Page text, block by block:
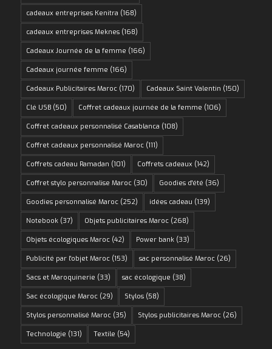
cadeaux entreprises Kenitra (168)
cadeaux entreprises Meknes(168)
Cadeaux Journée de la femme (166)
Cadeaux journée femme (166)
Cadeaux Publicitaires Maroc(170) Cadeaux Saint Valentin (150)
Clé USB(50) Coffret cadeaux journée de la femme (106)
Coffret cadeaux personnalisé Casablanca (108)
Coffret cadeaux personnalisé Maroc(111)
Coffrets cadeau Ramadan (101) Coffrets cadeaux (142)
Coffret stylo personnalise Maroc(30) Goodies d'été (36)
Goodies personnalisé Maroc(252) idées cadeau (139)
Notebook(37) Objets publicitaires Maroc(268)
Objets écologiques Maroc(42) Power bank(33)
Publicité par l'objet Maroc(153) sac personnalisé Maroc(26)
Sacs et Maroquinerie (33) sac écologique (38)
Sac écologique Maroc(29) Stylos(58)
Stylos personnalisé Maroc(35) Stylos publicitaires Maroc(26)
Technologie (131) Textile (54)